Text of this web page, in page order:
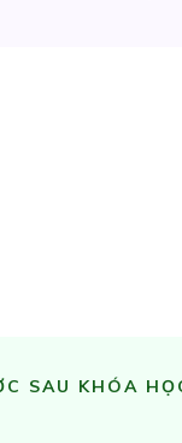
SAU KHÓA